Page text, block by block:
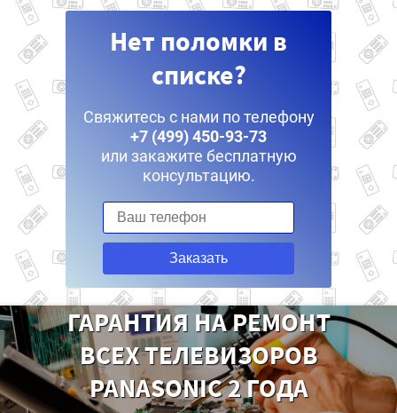
Нет поломки в
списке?
Свяжитесь с нами по телефону
+7 (499) 450-93-73
или закажите бесплатную
консультацию.
Заказать
ГАРАНТИЯ НА РЕМОНТ
ВСЕХ ТЕЛЕВИЗОРОВ
PANASONIC 2 ГОДА